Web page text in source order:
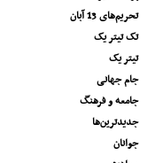
تحریم‌های 13 آبان
تک تیتر یک
تیتر یک
جام جهانی
جامعه و فرهنگ
جدیدترین‌ها
جوانان